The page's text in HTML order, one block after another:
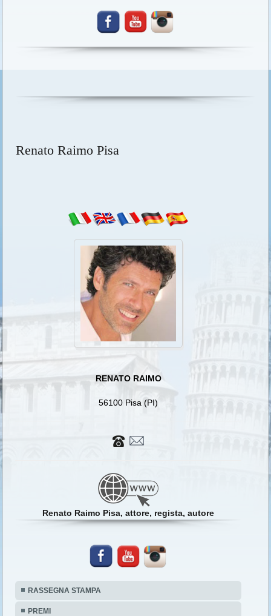
Renato Raimo Pisa
RENATO RAIMO
56100 Pisa (PI)
Renato Raimo Pisa, attore, regista, autore
RASSEGNA STAMPA
PREMI